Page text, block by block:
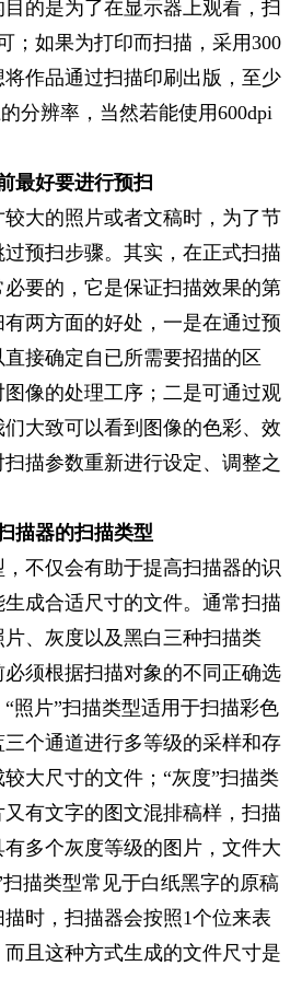
的是为了在显示器上观看，扫
；如果为打印而扫描，采用300
作品通过扫描印刷出版，至少
分辨率，当然若能使用600dpi
最好要进行预扫
大的照片或者文稿时，为了节
预扫步骤。其实，在正式扫描
要的，它是保证扫描效果的第
两方面的好处，一是在通过预
接确定自已所需要招描的区
像的处理工序；二是可通过观
大致可以看到图像的色彩、效
描参数重新进行设定、调整之
描器的扫描类型
不仅会有助于提高扫描器的识
成合适尺寸的文件。通常扫描
、灰度以及黑白三种扫描类
须根据扫描对象的不同正确选
照片”扫描类型适用于扫描彩色
个通道进行多等级的采样和存
大尺寸的文件；“灰度”扫描类
有文字的图文混排稿样，扫描
多个灰度等级的图片，文件大
描类型常见于白纸黑字的原稿
时，扫描器会按照1个位来表
且这种方式生成的文件尺寸是